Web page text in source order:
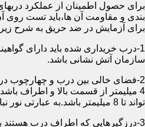
برای حصول اطمینان از عملکرد
برای آزمایش در ضد حریق به شرح زیر
1-درب خریداری شده باید دارای
سازمان آتش نشانی باشد.
2-فضای خالی بین درب و چهارچوب
4 میلیمتر از قسمت بالا و اطراف
تواند تا 8 میلیمتر باشد.به عبارتی نور نباید از پایین درب درز نماید.
3-درزگیرهایی که اطراف درب هستند